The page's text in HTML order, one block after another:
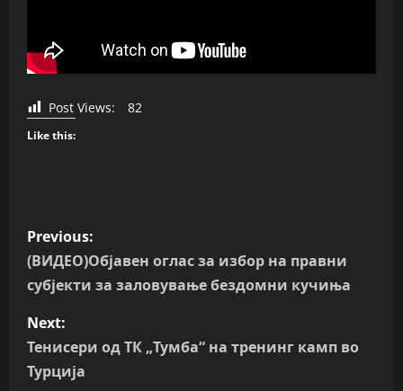
Post Views: 82
Like this:
P
o
s
t
n
Previous:
(ВИДЕО)Објавен оглас за избор на правни
субјекти за заловување бездомни кучиња
Next:
Тенисери од ТК „Тумба“ на тренинг камп во
Турција